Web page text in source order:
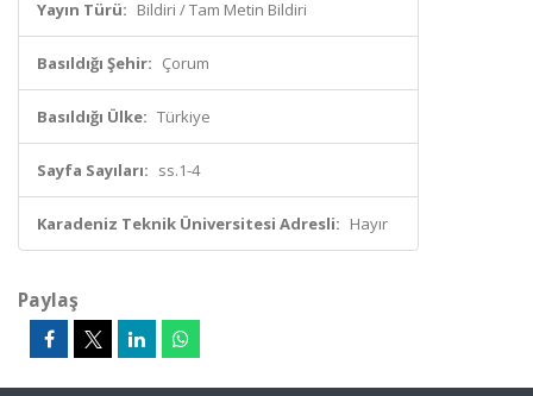
Yayın Türü: Bildiri / Tam Metin Bildiri
Basıldığı Şehir: Çorum
Basıldığı Ülke: Türkiye
Sayfa Sayıları: ss.1-4
Karadeniz Teknik Üniversitesi Adresli: Hayır
Paylaş